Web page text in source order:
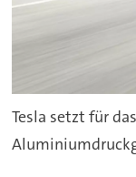
Tesla setzt für